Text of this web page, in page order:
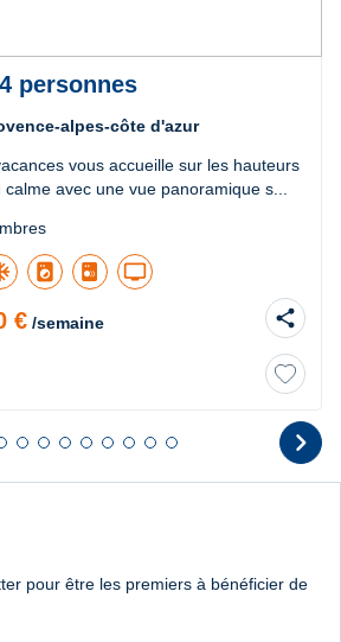
personnes
alpes-côte d'azur
vous accueille sur les hauteurs
avec une vue panoramique s...
local_laundry_service tv
€ /semaine share
chevron_right
1 sur 10
2 sur 10
Diapositive 3 sur 10
Diapositive 4 sur 10
Diapositive 5 sur 10
Diapositive 6 sur 10
Diapositive 7 sur 10
Diapositive 8 sur 10
Diapositive 9 sur 10
Diapositive 10 sur 10
pour être les premiers à bénéficier de